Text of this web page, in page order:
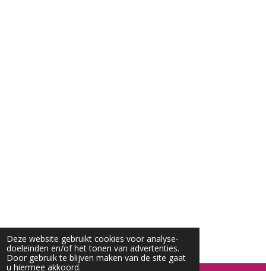
Deze website gebruikt cookies voor analyse-
doeleinden en/of het tonen van advertenties.
Door gebruik te blijven maken van de site gaat
u hiermee akkoord.